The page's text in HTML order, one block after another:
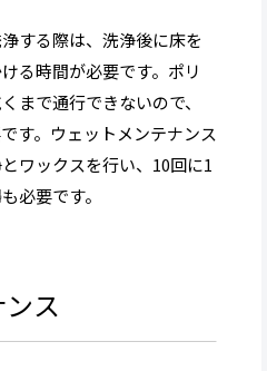
する際は、洗浄後に床を
る時間が必要です。ポリ
まで通行できないので、
す。ウェットメンテナンス
ワックスを行い、10回に1
必要です。
ス